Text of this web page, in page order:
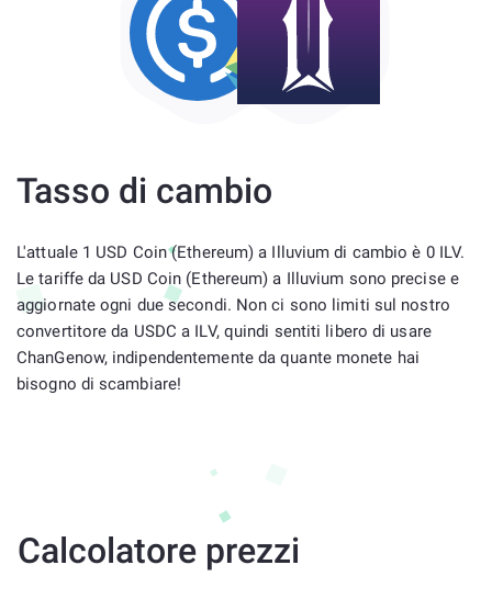
Tasso di cambio
L'attuale 1 USD Coin (Ethereum) a Illuvium di cambio è 0 ILV.
Le tariffe da USD Coin (Ethereum) a Illuvium sono precise e
aggiornate ogni due secondi. Non ci sono limiti sul nostro
convertitore da USDC a ILV, quindi sentiti libero di usare
ChanGenow, indipendentemente da quante monete hai
bisogno di scambiare!
Calcolatore prezzi